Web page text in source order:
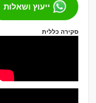
ייעוץ ושאלות
סקירה כללית